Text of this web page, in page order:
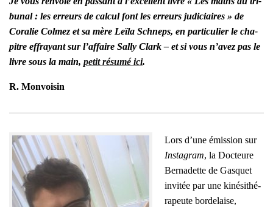
bu­nal : les erreurs de cal­cul font les erreurs judi­ciaires » de
Cora­lie Col­mez et sa mère Leï­la Schneps, en par­ti­cu­lier le cha­
pitre effrayant sur l’af­faire Sal­ly Clark – et si vous n’a­vez pas le
livre sous la main, petit résu­mé ici.
R. Mon­voi­sin
Lors d’une émis­sion sur
Ins­ta­gram, la Doc­teure
Ber­na­dette de Gas­quet
invi­tée par une kiné­si­thé­
ra­peute bor­de­laise,